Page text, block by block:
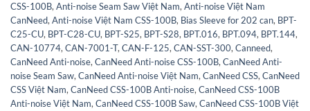
CSS-100B,Anti-noise Seam Saw Việt Nam,Anti-noise Việt Nam
CanNeed,Anti-noise Việt Nam CSS-100B, Bias Sleeve for 202 can, BPT-
C25-CU, BPT-C28-CU, BPT-S25, BPT-S28, BPT.016, BPT.094, BPT.144,
CAN-10774,CAN-7001-T,CAN-F-125,CAN-SST-300,Canneed,
CanNeed Anti-noise,CanNeed Anti-noise CSS-100B,CanNeed Anti-
noise Seam Saw,CanNeed Anti-noise Việt Nam,CanNeed CSS,CanNeed
CSS Việt Nam,CanNeed CSS-100B Anti-noise,CanNeed CSS-100B
Anti-noise Việt Nam,CanNeed CSS-100B Saw,CanNeed CSS-100B Việt